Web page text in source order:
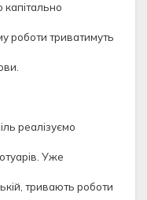
роботи триватимуть
реалізуємо
Уже
тривають роботи